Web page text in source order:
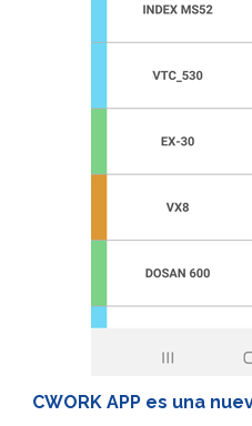
CWORK APP es una